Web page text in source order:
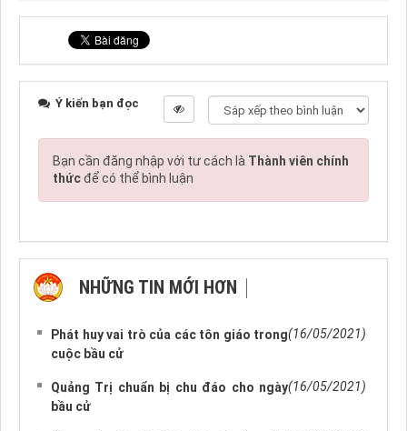
Ý kiến bạn đọc
Bạn cần đăng nhập với tư cách là Thành viên chính
thứcđể có thể bình luận
NHỮNG TIN MỚI HƠN
Phát huy vai trò của các tôn giáo trong
cuộc bầu cử
(16/05/2021)
Quảng Trị chuẩn bị chu đáo cho ngày
bầu cử
(16/05/2021)